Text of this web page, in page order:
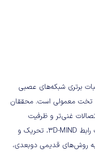
برتری شبکه‌های عصبی
معمولی است. محققان
غنی‌تر و ظرفیت
محاسباتی بسیار بالاتری هستند. به لطف رابط 3D-MIND، تحریک و
روش‌های قدیمی دوبعدی،